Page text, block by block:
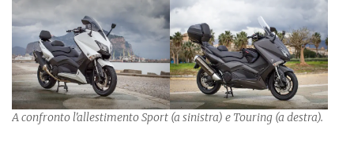
A confronto l'allestimento Sport (a sinistra) e Touring (a destra).